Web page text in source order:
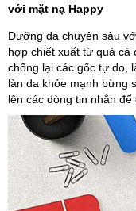
với mặt nạ Happy
Dưỡng da chuyên sâu
hợp chiết xuất từ quả cà
chống lại các gốc tự do,
làn da khỏe mạnh bừng
lên các dòng tin nhắn